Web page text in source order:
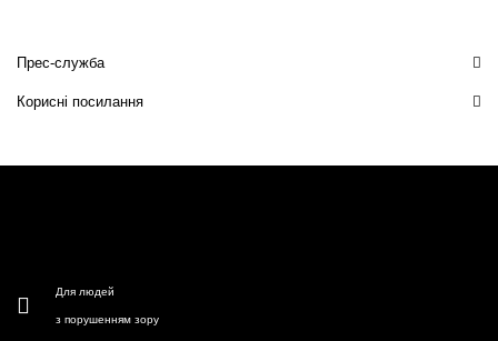
Прес-служба
Корисні посилання
Для людей
з порушенням зору